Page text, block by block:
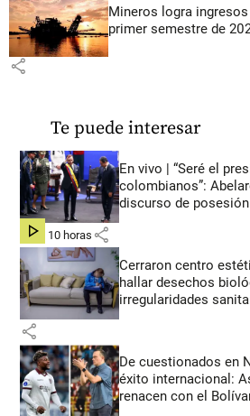
Mineros logra
primer semestre de
share
Te puede interesar
En vivo | “Seré el
colombianos”:
discurso de posesión
hace 10 horas share
Cerraron centro
hallar desechos
irregularidades
share
De cuestionados en
éxito internacional:
renacen con el